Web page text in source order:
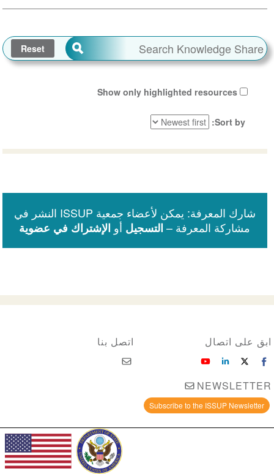
Show only highlighted resources
Sort by
شارك المعرفة: يمكن لأعضاء جمعية ISSUP النشر في
مشاركة المعرفة – التسجيل أو الإشتراك في عضوية
اتصل بنا ابق على اتصال
NEWSLETTER
Subscribe to the ISSUP Newsletter